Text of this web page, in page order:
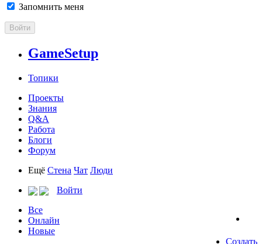
Запомнить меня
Войти
GameSetup
Топики
Проекты
Знания
Q&A
Работа
Блоги
Форум
Ещё Стена Чат Люди
Войти
Все
Онлайн
Новые
Создать